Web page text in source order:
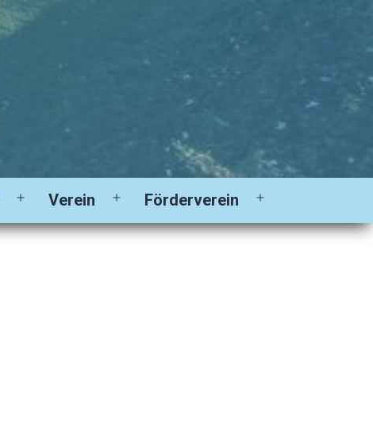
Menü
öffnen
Verein
Menü
öffnen
Förderverein
öffnen